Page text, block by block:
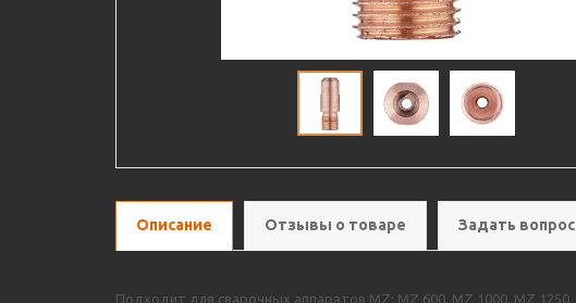
Описание Отзывы о товаре Задать вопрос
Подходит для сварочных аппаратов MZ: MZ 600, MZ 1000, MZ 1250